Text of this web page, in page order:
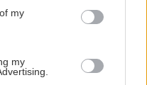
my
my
Instagram